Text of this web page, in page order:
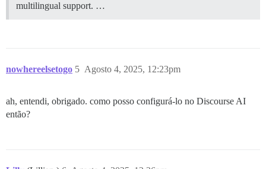
multilingual support. …
nowhereelsetogo Agosto 4, 2025, 12:23pm
5
ah, entendi, obrigado. como posso configurá-lo no Discourse AI
então?